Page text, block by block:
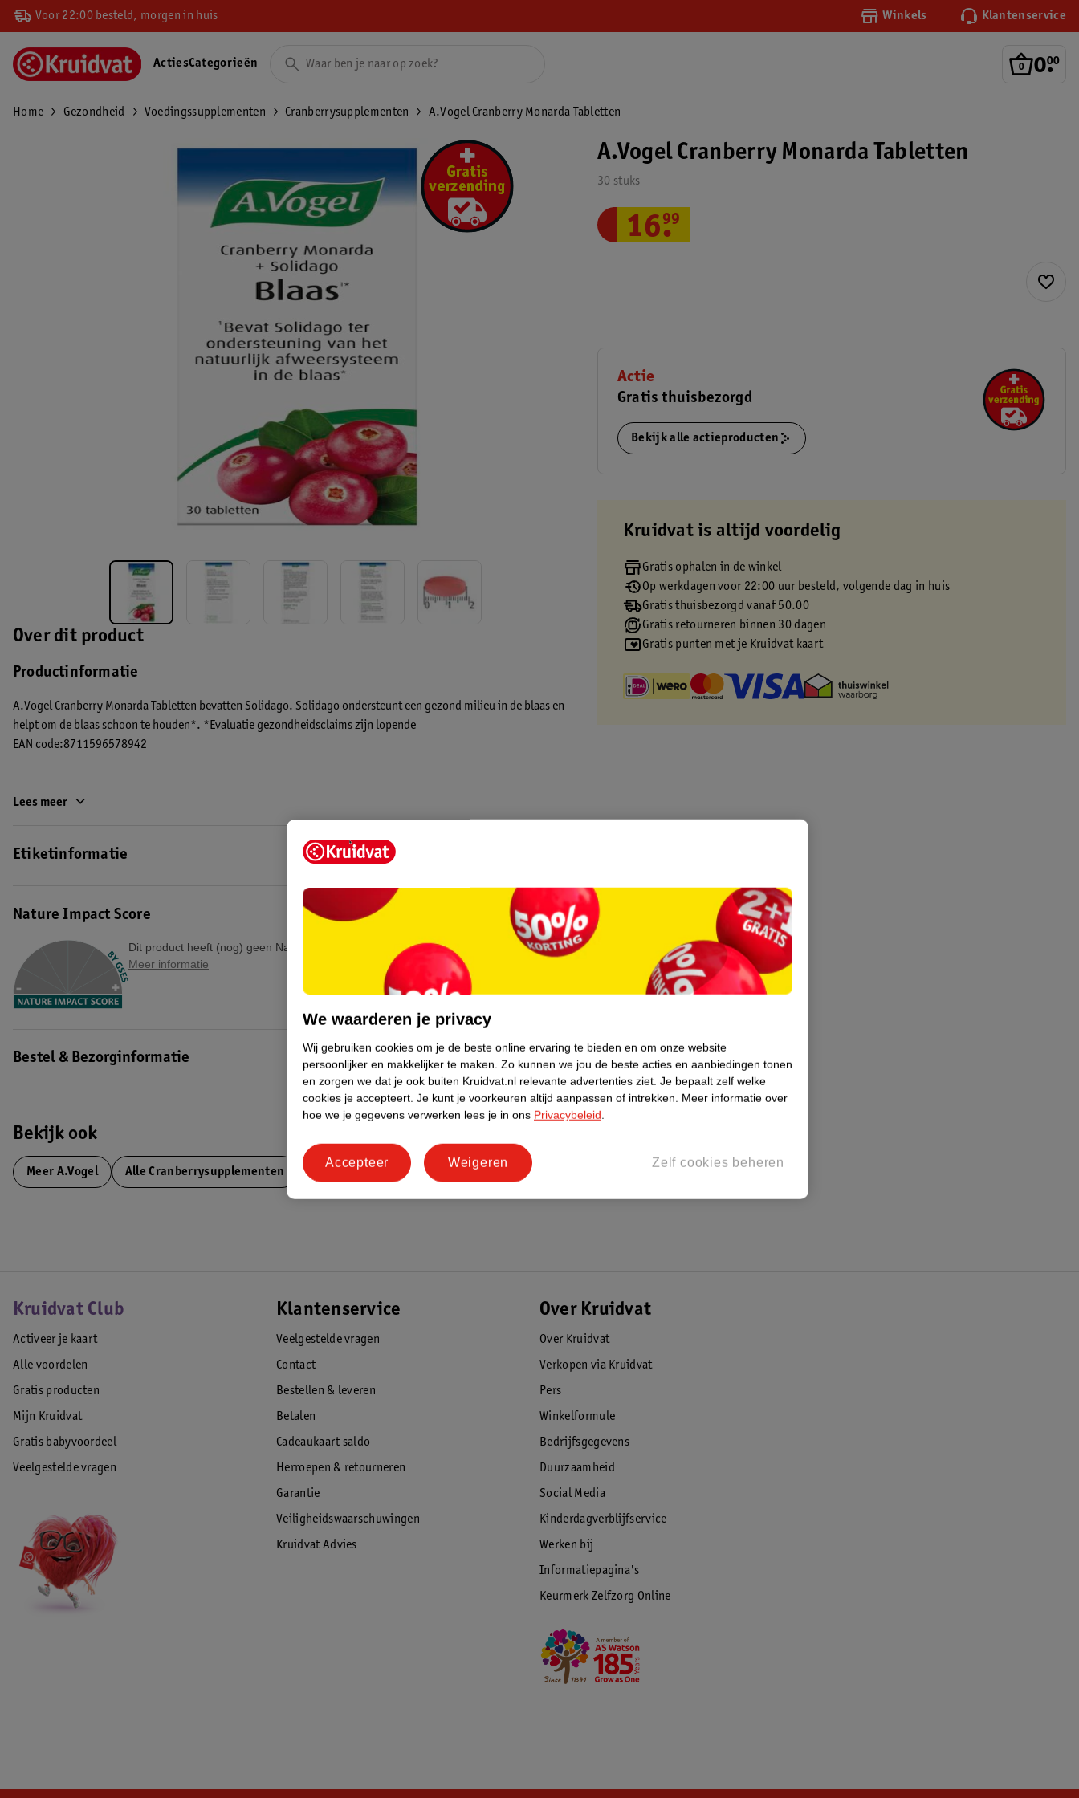
Voor 22:00 besteld, morgen in huis Winkels Klantenservice
0.
00
ActiesCategorieën
Home Gezondheid Voedingssupplementen Cranberrysupplementen A.Vogel Cranberry Monarda Tabletten
Over dit product
Productinformatie
A.Vogel Cranberry Monarda Tabletten bevatten Solidago. Solidago ondersteunt een gezond milieu in de blaas en
helpt om de blaas schoon te houden*. *Evaluatie gezondheidsclaims zijn lopende
EAN code:8711596578942
Lees meer
Etiketinformatie
Nature Impact Score
Dit product heeft (nog) geen Nature Impact Score.
Meer informatie
Bestel & Bezorginformatie
Bekijk ook
Meer A.Vogel Alle Cranberrysupplementen
A.Vogel Cranberry Monarda Tabletten
30 stuks
16.
99
Actie
Gratis thuisbezorgd
Bekijk alle actieproducten
Kruidvat is altijd voordelig
Gratis ophalen in de winkel
Op werkdagen voor 22:00 uur besteld, volgende dag in huis
Gratis thuisbezorgd vanaf 50.00
Gratis retourneren binnen 30 dagen
Gratis punten met je Kruidvat kaart
Kruidvat Club
Activeer je kaart
Alle voordelen
Gratis producten
Mijn Kruidvat
Gratis babyvoordeel
Veelgestelde vragen
Klantenservice
Veelgestelde vragen
Contact
Bestellen & leveren
Betalen
Cadeaukaart saldo
Herroepen & retourneren
Garantie
Veiligheidswaarschuwingen
Kruidvat Advies
Over Kruidvat
Over Kruidvat
Verkopen via Kruidvat
Pers
Winkelformule
Bedrijfsgegevens
Duurzaamheid
Social Media
Kinderdagverblijfservice
Werken bij
Informatiepagina's
Keurmerk Zelfzorg Online
We waarderen je privacy
Wij gebruiken cookies om je de beste online ervaring te bieden en om onze website
persoonlijker en makkelijker te maken. Zo kunnen we jou de beste acties en aanbiedingen tonen
en zorgen we dat je ook buiten Kruidvat.nl relevante advertenties ziet. Je bepaalt zelf welke
cookies je accepteert. Je kunt je voorkeuren altijd aanpassen of intrekken. Meer informatie over
hoe we je gegevens verwerken lees je in ons Privacybeleid.
Zelf cookies beheren
Weigeren
Accepteer